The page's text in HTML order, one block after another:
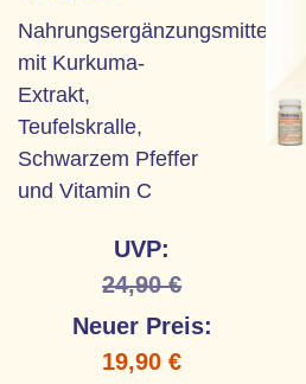
Nahrungsergänzungsmittel
mit Kurkuma-
Extrakt,
Teufelskralle,
Schwarzem Pfeffer
und Vitamin C
UVP:
24,90€
Neuer Preis:
19,90€